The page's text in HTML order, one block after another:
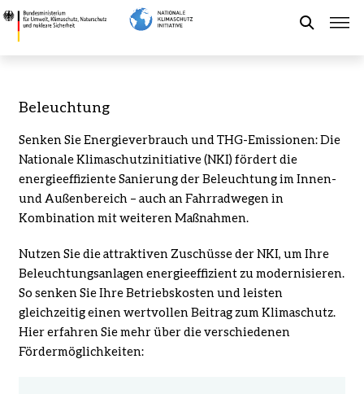
Direkt
zum
Beleuchtung
Klimaschutz,
Naturschutz
und
nukleare
Sicherheit
Kommunaler Klimaschutz
Aktuelles
Leichte Sprache
Beleuchtung
Senken Sie Energieverbrauch und THG-Emissionen: Die
Nationale Klimaschutzinitiative (NKI) fördert die
energieeffiziente Sanierung der Beleuchtung im Innen-
und Außenbereich – auch an Fahrradwegen in
Kombination mit weiteren Maßnahmen.
Nutzen Sie die attraktiven Zuschüsse der NKI, um Ihre
Beleuchtungsanlagen energieeffizient zu modernisieren.
So senken Sie Ihre Betriebskosten und leisten
gleichzeitig einen wertvollen Beitrag zum Klimaschutz.
Hier erfahren Sie mehr über die verschiedenen
Fördermöglichkeiten: